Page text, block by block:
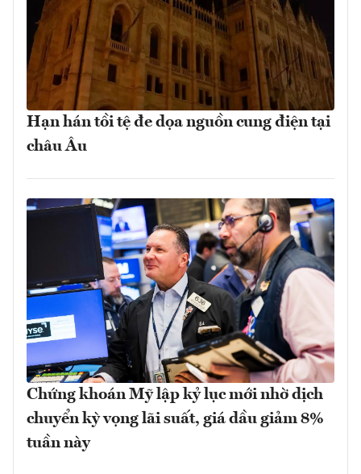
Hạn hán tồi tệ đe dọa nguồn cung điện tại
châu Âu
Chứng khoán Mỹ lập kỷ lục mới nhờ dịch
chuyển kỳ vọng lãi suất, giá dầu giảm 8%
tuần này